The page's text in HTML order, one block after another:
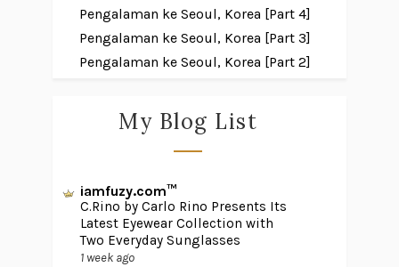
Pengalaman ke Seoul, Korea [Part 4]
Pengalaman ke Seoul, Korea [Part 3]
Pengalaman ke Seoul, Korea [Part 2]
My Blog List
iamfuzy.com™
C.Rino by Carlo Rino Presents Its
Latest Eyewear Collection with
Two Everyday Sunglasses
1 week ago